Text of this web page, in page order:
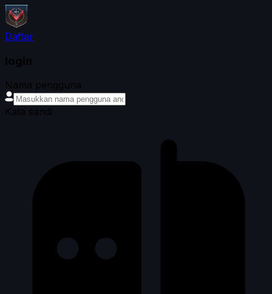
Daftar
login
Nama pengguna
Kata sandi